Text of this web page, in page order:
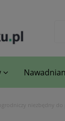
niezbędny